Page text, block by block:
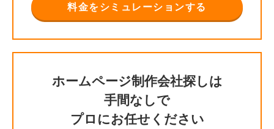
料金をシミュレーションする
ホームページ制作会社探しは
手間なしで
プロにお任せください